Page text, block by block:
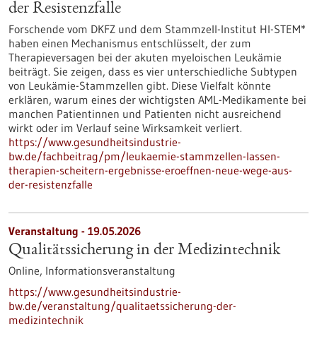
der Resistenzfalle
Forschende vom DKFZ und dem Stammzell-Institut HI-STEM*
haben einen Mechanismus entschlüsselt, der zum
Therapieversagen bei der akuten myeloischen Leukämie
beiträgt. Sie zeigen, dass es vier unterschiedliche Subtypen
von Leukämie-Stammzellen gibt. Diese Vielfalt könnte
erklären, warum eines der wichtigsten AML-Medikamente bei
manchen Patientinnen und Patienten nicht ausreichend
wirkt oder im Verlauf seine Wirksamkeit verliert.
https://www.gesundheitsindustrie-
bw.de/fachbeitrag/pm/leukaemie-stammzellen-lassen-
therapien-scheitern-ergebnisse-eroeffnen-neue-wege-aus-
der-resistenzfalle
Veranstaltung - 19.05.2026
Qualitätssicherung in der Medizintechnik
Online, Informationsveranstaltung
https://www.gesundheitsindustrie-
bw.de/veranstaltung/qualitaetssicherung-der-
medizintechnik